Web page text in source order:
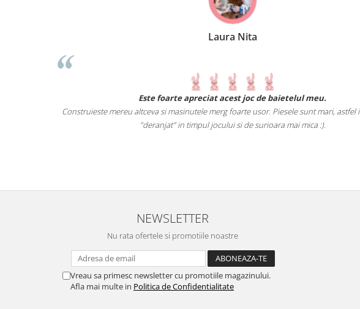
Este foarte apreciat acest joc de baietelul meu.
mereu altceva si masinutele merg foarte usor. Piesele sunt mari, astfel incat poate fi
"deranjat" in timpul jocului si de surioara mai mica :).
NEWSLETTER
Nu rata ofertele si promotiile noastre
Vreau sa primesc newsletter cu promotiile magazinului.
Afla mai multe in Politica de Confidentialitate